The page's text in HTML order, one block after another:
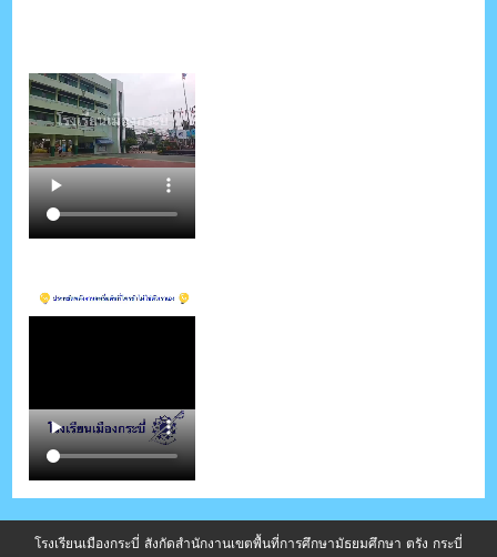
โรงเรียนเมืองกระบี่ สังกัดสำนักงานเขตพื้นที่การศึกษามัธยมศึกษา ตรัง กระบี่